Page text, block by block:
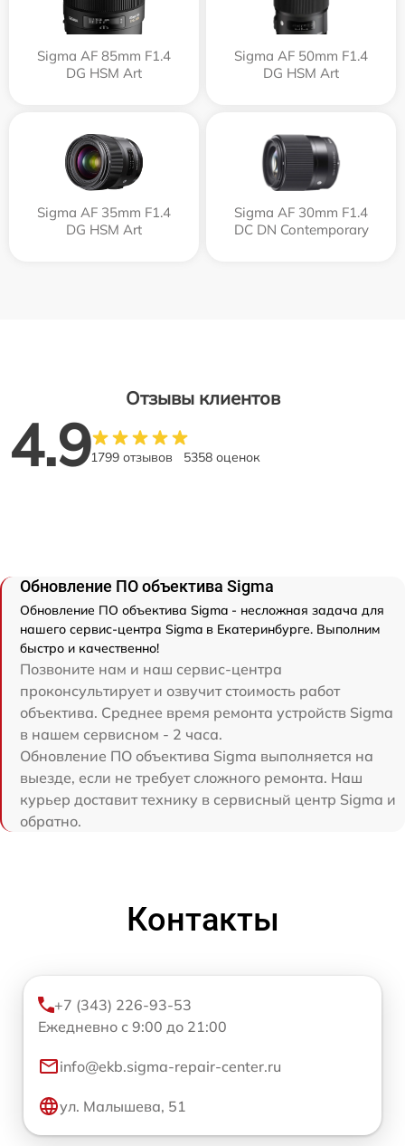
Sigma AF 85mm F1.4
DG HSM Art
Sigma AF 50mm F1.4
DG HSM Art
Sigma AF 35mm F1.4
DG HSM Art
Sigma AF 30mm F1.4
DC DN Contemporary
Отзывы клиентов
4.91799 отзывов 5358 оценок
Обновление ПО объектива Sigma
Обновление ПО объектива Sigma - несложная задача для
нашего сервис-центра Sigma в Екатеринбурге. Выполним
быстро и качественно!
Позвоните нам и наш сервис-центра
проконсультирует и озвучит стоимость работ
объектива. Среднее время ремонта устройств Sigma
в нашем сервисном - 2 часа.
Обновление ПО объектива Sigma выполняется на
выезде, если не требует сложного ремонта. Наш
курьер доставит технику в сервисный центр Sigma и
обратно.
Контакты
+7 (343) 226-93-53
Ежедневно с 9:00 до 21:00
info@ekb.sigma-repair-center.ru
ул. Малышева, 51